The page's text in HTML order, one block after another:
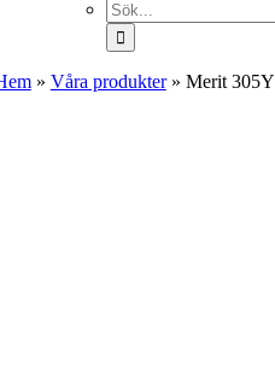
Sök
efter:
» Våra produkter» Merit 305Y